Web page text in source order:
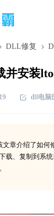
DLL修复
并安装
dll电脑
文章介绍了如何
载、复制到系